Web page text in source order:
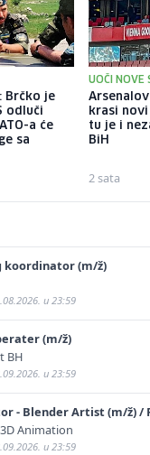
Brčko je
odluči
a će
sa
UOČI NOVE
krasi
tu je i
BiH
2 sata
koordinator (m/ž)
u 23:59
(m/ž)
BH
u 23:59
- Blender Artist (m/ž) /
Animation
u 23:59